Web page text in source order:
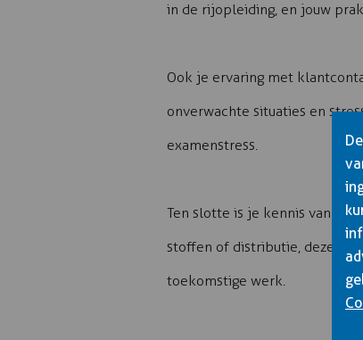
in de rijopleiding, en jouw
Ook je ervaring met
onverwachte situaties en
examenstress.
Ten slotte is je kennis van
stoffen of distributie, deze
toekomstige werk.